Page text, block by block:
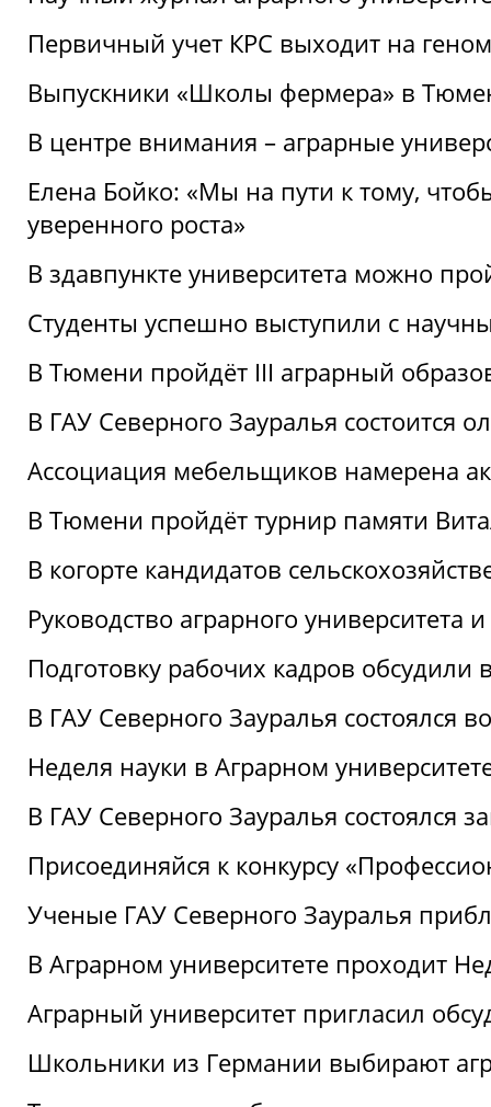
Первичный учет КРС выходит на
Выпускники «Школы фермера» в
В центре внимания – аграрные
Елена Бойко: «Мы на пути к тому,
уверенного роста»
В здавпункте университета можно
Студенты успешно выступили с
В Тюмени пройдёт III аграрный
В ГАУ Северного Зауралья состоится
Ассоциация мебельщиков намерена
В Тюмени пройдёт турнир памяти
В когорте кандидатов
Руководство аграрного
Подготовку рабочих кадров
В ГАУ Северного Зауралья состоялся
Неделя науки в Аграрном
В ГАУ Северного Зауралья
Присоединяйся к конкурсу
Ученые ГАУ Северного Зауралья
В Аграрном университете проходит
Аграрный университет пригласил
Школьники из Германии выбирают